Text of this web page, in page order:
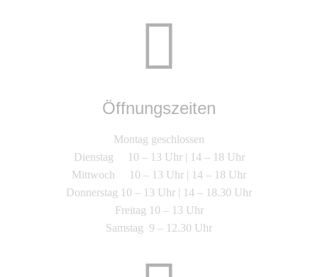
Öffnungszeiten
Montag geschlossen
Dienstag 10 – 13 Uhr | 14 – 18 Uhr
Mittwoch 10 – 13 Uhr | 14 – 18 Uhr
Donnerstag 10 – 13 Uhr | 14 – 18.30 Uhr
Freitag 10 – 13 Uhr
Samstag 9 – 12.30 Uhr